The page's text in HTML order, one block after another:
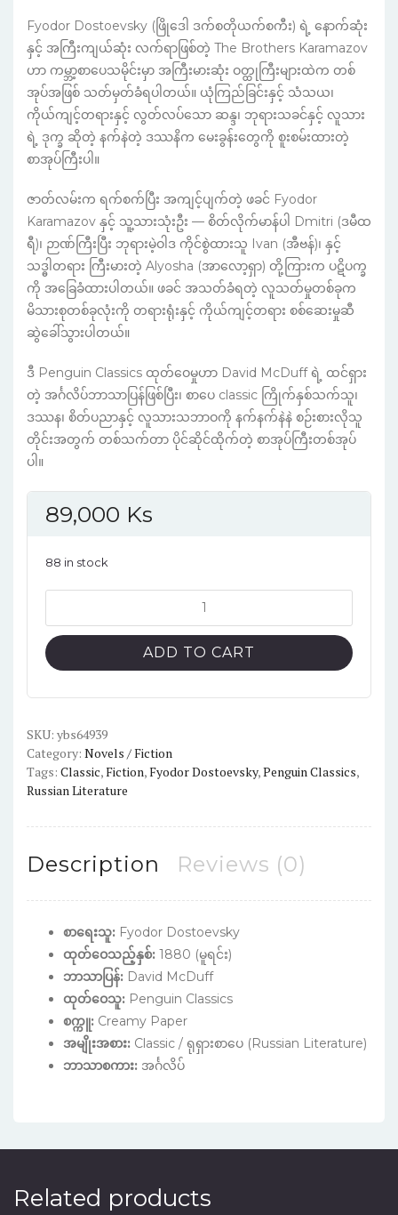
Fyodor Dostoevsky (ဖြိုဒေါ ဒက်စတိုယက်စကီး) ရဲ့ နောက်ဆုံး
နှင့် အကြီးကျယ်ဆုံး လက်ရာဖြစ်တဲ့ The Brothers Karamazov
ဟာ ကမ္ဘာ့စာပေသမိုင်းမှာ အကြီးမားဆုံး ဝတ္ထုကြီးများထဲက တစ်
အုပ်အဖြစ် သတ်မှတ်ခံရပါတယ်။ ယုံကြည်ခြင်းနှင့် သံသယ၊
ကိုယ်ကျင့်တရားနှင့် လွတ်လပ်သော ဆန္ဒ၊ ဘုရားသခင်နှင့် လူသား
ရဲ့ ဒုက္ခ ဆိုတဲ့ နက်နဲတဲ့ ဒဿနိက မေးခွန်းတွေကို စူးစမ်းထားတဲ့
စာအုပ်ကြီးပါ။
ဇာတ်လမ်းက ရက်စက်ပြီး အကျင့်ပျက်တဲ့ ဖခင် Fyodor
Karamazov နှင့် သူ့သားသုံးဦး — စိတ်လိုက်မာန်ပါ Dmitri (ဒမီထ
ရီ)၊ ဉာဏ်ကြီးပြီး ဘုရားမဲ့ဝါဒ ကိုင်စွဲထားသူ Ivan (အီဗန်)၊ နှင့်
သဒ္ဓါတရား ကြီးမားတဲ့ Alyosha (အာလော့ရှာ) တို့ကြားက ပဋိပက္ခ
ကို အခြေခံထားပါတယ်။ ဖခင် အသတ်ခံရတဲ့ လူသတ်မှုတစ်ခုက
မိသားစုတစ်ခုလုံးကို တရားရုံးနှင့် ကိုယ်ကျင့်တရား စစ်ဆေးမှုဆီ
ဆွဲခေါ်သွားပါတယ်။
ဒီ Penguin Classics ထုတ်ဝေမှုဟာ David McDuff ရဲ့ ထင်ရှား
တဲ့ အင်္ဂလိပ်ဘာသာပြန်ဖြစ်ပြီး၊ စာပေ classic ကြိုက်နှစ်သက်သူ၊
ဒဿန၊ စိတ်ပညာနှင့် လူသားသဘာဝကို နက်နက်နဲနဲ စဉ်းစားလိုသူ
တိုင်းအတွက် တစ်သက်တာ ပိုင်ဆိုင်ထိုက်တဲ့ စာအုပ်ကြီးတစ်အုပ်
ပါ။
89,000 Ks
88 in stock
Brothers
Karamazov
by
(Creamy
Paper)
quantity
ADD TO CART
SKU: ybs64939
Category: Novels / Fiction
Tags: Classic,Fiction,Fyodor Dostoevsky,Penguin Classics,
Russian Literature
Description Reviews (0)
စာရေးသူ: Fyodor Dostoevsky
ထုတ်ဝေသည့်နှစ်: 1880 (မူရင်း)
ဘာသာပြန်: David McDuff
ထုတ်ဝေသူ: Penguin Classics
စက္ကူ: Creamy Paper
အမျိုးအစား: Classic / ရုရှားစာပေ (Russian Literature)
ဘာသာစကား: အင်္ဂလိပ်
Related products